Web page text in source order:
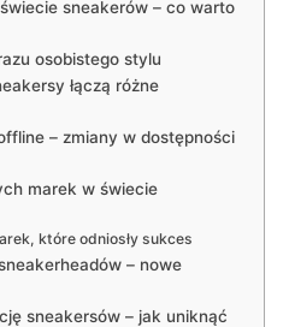
sneakerów – co warto
osobistego stylu
łączą różne
– zmiany w dostępności
marek w świecie
które odniosły sukces
– nowe
sneakersów – jak uniknąć